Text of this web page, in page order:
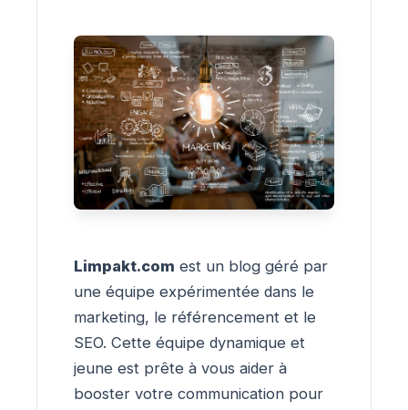
Limpakt.com est un blog géré par
une équipe expérimentée dans le
marketing, le référencement et le
SEO. Cette équipe dynamique et
jeune est prête à vous aider à
booster votre communication pour